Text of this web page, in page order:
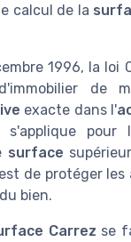
calcul de la
1996, la loi
de
exacte dans l'
s'applique pour
surface
de protéger
bien.
Carrez se